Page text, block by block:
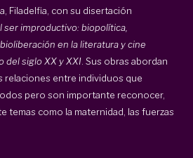
Filadelfia, con su disertación
ser improductivo: biopolítica,
en la literatura y cine
del siglo XX y XXI . Sus obras abordan
relaciones entre individuos que
pero son importante reconocer,
temas como la maternidad, las fuerzas